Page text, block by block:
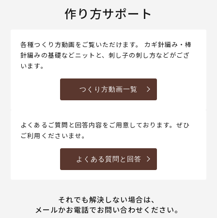
作り方サポート
各種つくり方動画をご覧いただけます。 カギ針編み・棒
針編みの基礎などニットと、刺し子の刺し方などがござ
います。
つくり方動画一覧
よくあるご質問と回答内容をご用意しております。ぜひ
ご利用くださいませ。
よくある質問と回答
それでも解決しない場合は、
メールかお電話でお問い合わせください。